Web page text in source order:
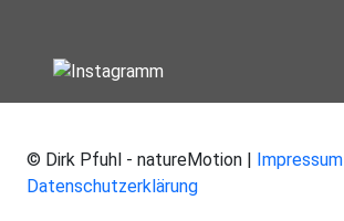
© Dirk Pfuhl - natureMotion | Impressum
Datenschutzerklärung